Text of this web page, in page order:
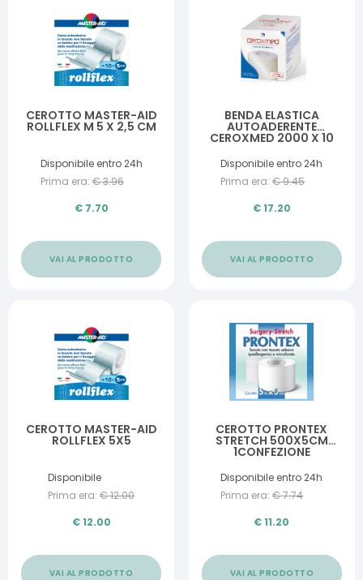
CEROTTO MASTER-AID
ROLLFLEX M 5 X 2,5 CM
Disponibile entro 24h
Prima era: €3.96
€ 7.70
VAI AL PRODOTTO
BENDA ELASTICA
AUTOADERENTE
CEROXMED 2000 X 10
Disponibile entro 24h
Prima era: €9.45
€17.20
VAI AL PRODOTTO
CEROTTO MASTER-AID
ROLLFLEX 5X5
Disponibile
Prima era: €12.00
€12.00
VAI AL PRODOTTO
CEROTTO PRONTEX
STRETCH 500X5CM
1CONFEZIONE
Disponibile entro 24h
Prima era: €7.74
€11.20
VAI AL PRODOTTO